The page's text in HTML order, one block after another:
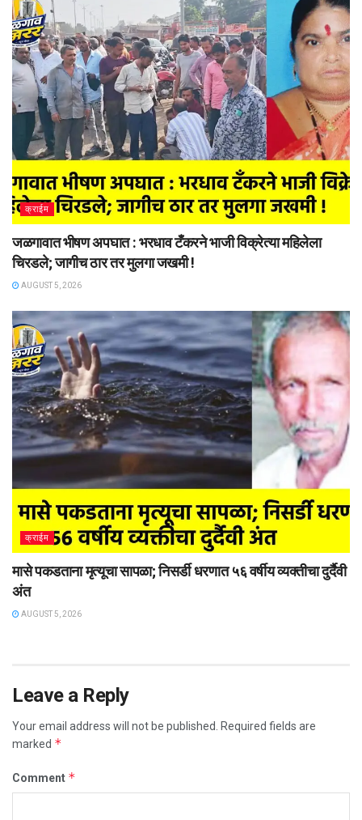
क्राईम
जळगावात भीषण अपघात : भरधाव टँकरने भाजी विक्रेत्या महिलेला
चिरडले; जागीच ठार तर मुलगा जखमी !
AUGUST 5, 2026
क्राईम
मासे पकडताना मृत्यूचा सापळा; निसर्डी धरणात ५६ वर्षीय व्यक्तीचा दुर्दैवी
अंत
AUGUST 5, 2026
Leave a Reply
Your email address will not be published.
Required fields are
marked *
Comment *